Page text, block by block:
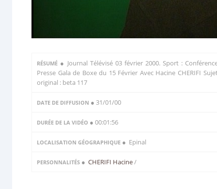
RÉSUMÉ ● Journal Télévisé 03 février 2000. Sport :
Presse Gala de Boxe du 15 Février Avec Hacine CHERIFI
original : beta 117
DATE DE DIFFUSION ● 31/01/00
DURÉE DE LA VIDÉO ● 00:01:56
LOCALISATION GÉOGRAPHIQUE ● Epinal
PERSONNALITÉS ● CHERIFI Hacine/